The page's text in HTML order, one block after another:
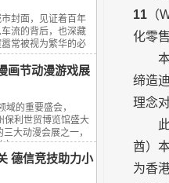
封面，见证着百年
流的背后，也深藏
常被视为繁华的必
画节动漫游戏展
的重要盛会，
保利世贸博览馆盛大
大动漫会展之一，
年...
德信竞技助力小
11 （
化零
缔造
理念
酋）
为香